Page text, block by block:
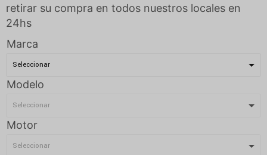
retirar su compra en todos nuestros locales en
24hs
Marca
Modelo
Motor